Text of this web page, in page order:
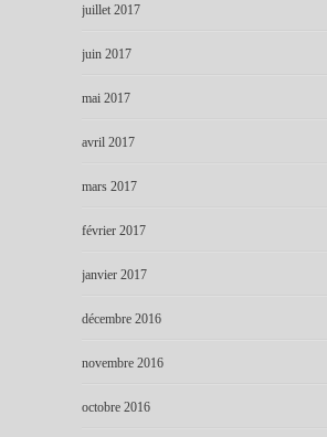
juillet 2017
juin 2017
mai 2017
avril 2017
mars 2017
février 2017
janvier 2017
décembre 2016
novembre 2016
octobre 2016